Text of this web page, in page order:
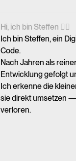
Hi, ich bin Steffen ✌🏻
Ich bin Steffen, ein
Code.
Nach Jahren als
Entwicklung gefolgt
Ich erkenne die
sie direkt umsetzen
verloren.